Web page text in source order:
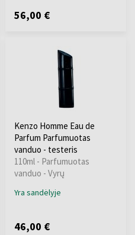
56,00 €
Kenzo Homme Eau de
Parfum Parfumuotas
vanduo - testeris
110ml - Parfumuotas
vanduo - Vyrų
Yra sandėlyje
46,00 €